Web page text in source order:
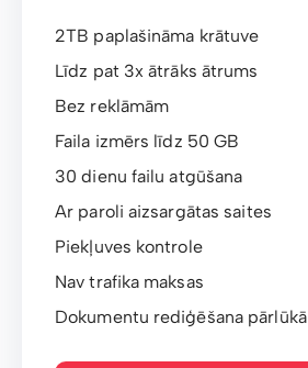
2TB paplašināma krātuve
Līdz pat 3x ātrāks ātrums
Bez reklāmām
Faila izmērs līdz 50 GB
30 dienu failu atgūšana
Ar paroli aizsargātas saites
Piekļuves kontrole
Nav trafika maksas
Dokumentu rediģēšana pārlūkā